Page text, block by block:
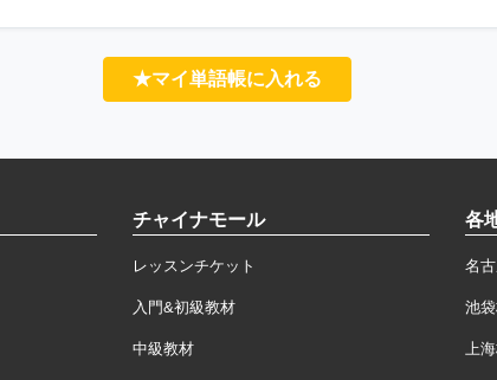
★マイ単語帳に入れる
チャイナモール
レッスンチケット
入門&初級教材
中級教材
各
名
池
上